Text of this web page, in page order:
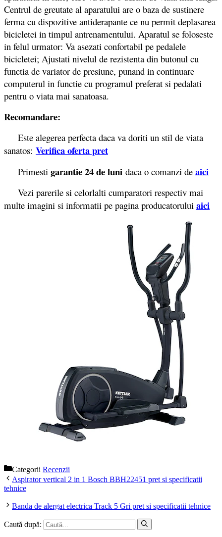
Centrul de greutate al aparatului are o baza de sustinere
ferma cu dispozitive antiderapante ce nu permit deplasarea
bicicletei in timpul antrenamentului. Aparatul se foloseste
in felul urmator: Va asezati confortabil pe pedalele
bicicletei; Ajustati nivelul de rezistenta din butonul cu
functia de variator de presiune, punand in continuare
computerul in functie cu programul preferat si pedalati
pentru o viata mai sanatoasa.
Recomandare:
Este alegerea perfecta daca va doriti un stil de viata
sanatos: Verifica oferta pret
Primesti garantie 24 de luni daca o comanzi de aici
Vezi parerile si celorlalti cumparatori respectiv mai
multe imagini si informatii pe pagina producatorului aici
Categorii Recenzii
Aspirator vertical 2 in 1 Bosch BBH22451 pret si specificatii
tehnice
Banda de alergat electrica Track 5 Gri pret si specificatii tehnice
Caută după: